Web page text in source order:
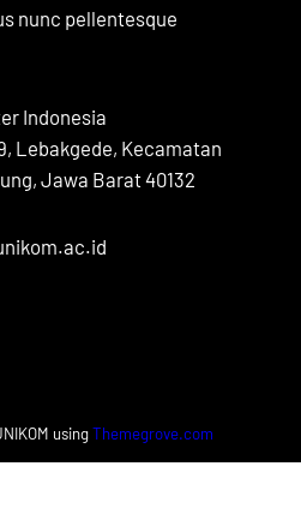
nunc pellentesque
Indonesia
Lebakgede, Kecamatan
Jawa Barat 40132
usingThemegrove.com